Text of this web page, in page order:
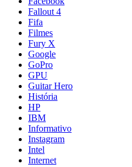
Fallout 4
Fifa
Filmes
Fury X
Google
GoPro
GPU
Guitar Hero
História
HP
IBM
Informativo
Instagram
Intel
Internet